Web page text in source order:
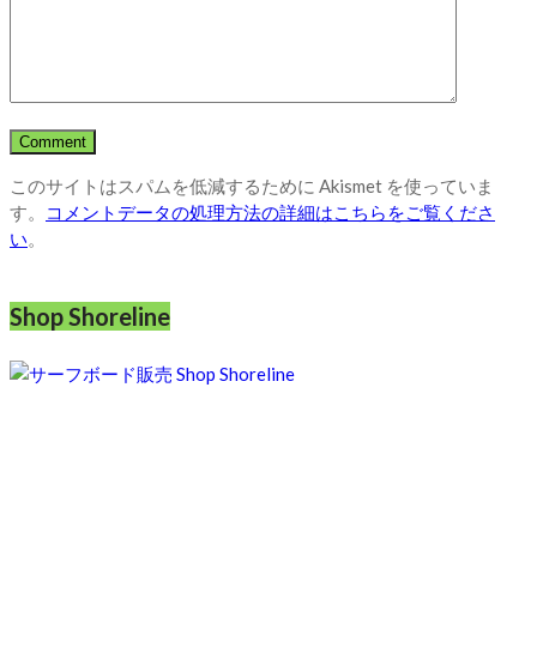
このサイトはスパムを低減するために Akismet を使っていま
す。
コメントデータの処理方法の詳細はこちらをご覧くださ
い。
Shop Shoreline